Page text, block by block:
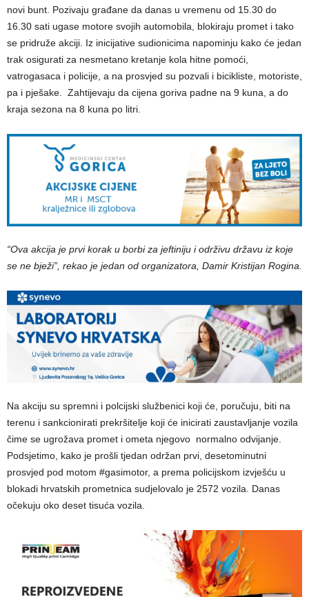
novi bunt. Pozivaju građane da danas u vremenu od 15.30 do
16.30 sati ugase motore svojih automobila, blokiraju promet i tako
se pridruže akciji. Iz inicijative sudionicima napominju kako će jedan
trak osigurati za nesmetano kretanje kola hitne pomoći,
vatrogasaca i policije, a na prosvjed su pozvali i bicikliste, motoriste,
pa i pješake. Zahtijevaju da cijena goriva padne na 9 kuna, a do
kraja sezona na 8 kuna po litri.
“Ova akcija je prvi korak u borbi za jeftiniju i održivu državu iz koje
se ne bježi”, rekao je jedan od organizatora, Damir Kristijan Rogina.
Na akciju su spremni i polcijski službenici koji će, poručuju, biti na
terenu i sankcionirati prekršitelje koji će inicirati zaustavljanje vozila
čime se ugrožava promet i ometa njegovo normalno odvijanje.
Podsjetimo, kako je prošli tjedan održan prvi, desetominutni
prosvjed pod motom #gasimotor, a prema policijskom izvješću u
blokadi hrvatskih prometnica sudjelovalo je 2572 vozila. Danas
očekuju oko deset tisuća vozila.